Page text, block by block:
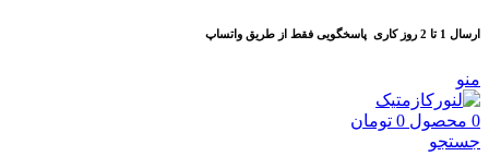
ارسال 1 تا 2 روز کاری پاسخگویی فقط از طریق واتساپ
منو
0 محصول 0 تومان
جستجو